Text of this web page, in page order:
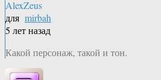
AlexZeus
для mirbah
5 лет назад
Какой персонаж, такой и тон.